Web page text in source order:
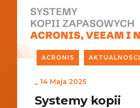
ACRONIS AKTUALNOŚCI
_ 14 Maja 2025
Systemy kopii